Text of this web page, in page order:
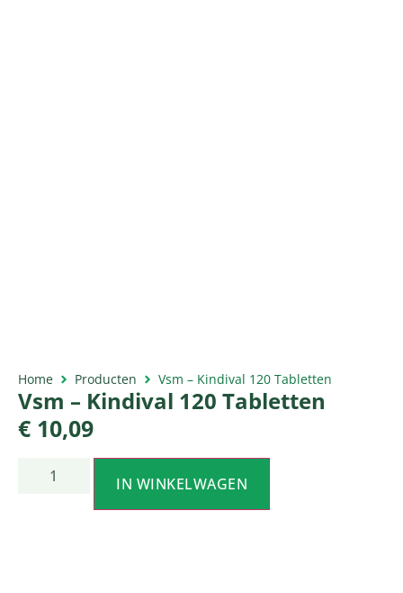
Home Producten Vsm – Kindival 120 Tabletten
Vsm – Kindival 120 Tabletten
€ 10,09
IN WINKELWAGEN